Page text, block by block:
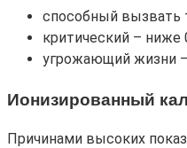
способный вызвать
критический – ниже
угрожающий жизни
Ионизированный
Причинами высоких